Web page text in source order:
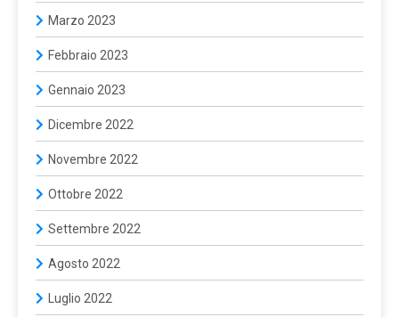
Marzo 2023
Febbraio 2023
Gennaio 2023
Dicembre 2022
Novembre 2022
Ottobre 2022
Settembre 2022
Agosto 2022
Luglio 2022